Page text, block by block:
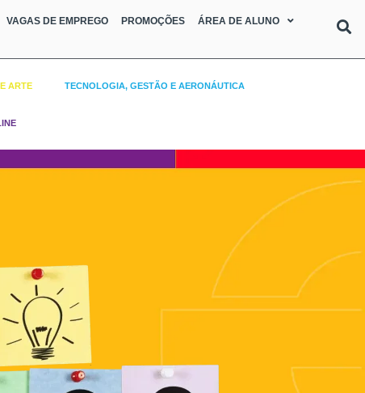
VAGAS DE EMPREGO PROMOÇÕES
ÁREA DE ALUNO
ARTE TECNOLOGIA, GESTÃO E AERONÁUTICA